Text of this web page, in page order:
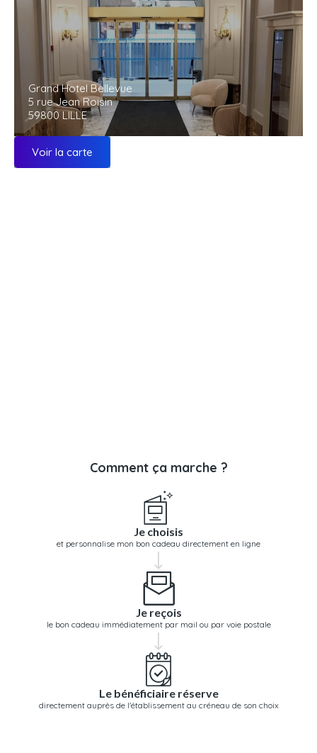
Grand Hotel Bellevue
5 rue Jean Roisin
59800 LILLE
Voir la carte
Comment ça marche ?
Je choisis
et personnalise mon bon cadeau directement en ligne
Je reçois
le bon cadeau immédiatement par mail ou par voie postale
Le bénéficiaire réserve
directement auprès de l'établissement au créneau de son choix